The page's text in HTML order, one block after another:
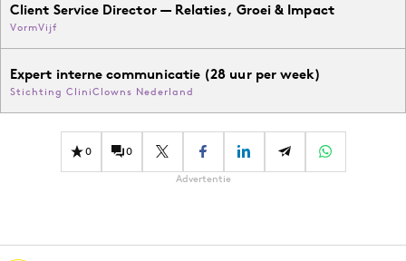
Client Service Director — Relaties, Groei & Impact
VormVijf
Expert interne communicatie (28 uur per week)
Stichting CliniClowns Nederland
0 0
Advertentie